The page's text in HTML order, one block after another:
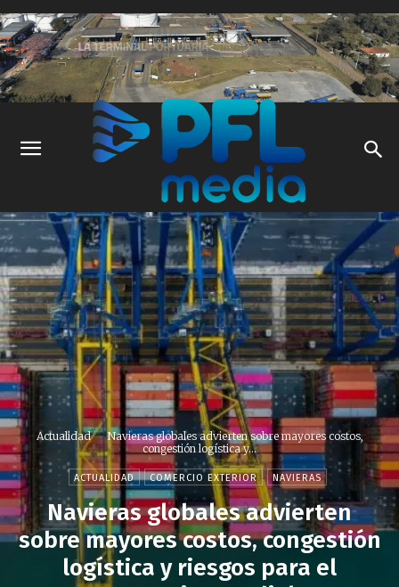
Actualidad
Navieras globales advierten sobre mayores costos,
congestión logística y...
ACTUALIDAD COMERCIO EXTERIOR NAVIERAS
Navieras globales advierten
sobre mayores costos, congestión
logística y riesgos para el